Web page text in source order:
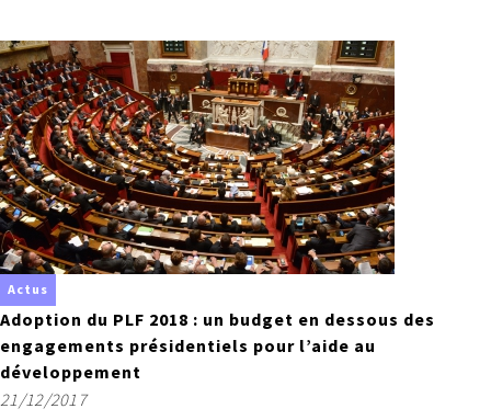
Actus
Adoption du PLF 2018 : un budget en dessous des
engagements présidentiels pour l’aide au
développement
21/12/2017